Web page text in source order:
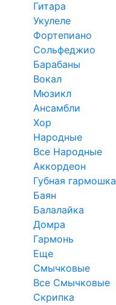
Гитара
Укулеле
Фортепиано
Сольфеджио
Барабаны
Вокал
Мюзикл
Ансамбли
Хор
Народные
Все Народные
Аккордеон
Губная гармошка
Баян
Балалайка
Домра
Гармонь
Еще
Смычковые
Все Смычковые
Скрипка